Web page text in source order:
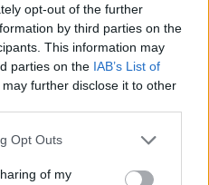
opt-out of the further
by third parties on the
This information may
parties on the IAB’s List of
may further disclose it to other
uses one or more Google
behaviour. You may click to
Opt Outs
of my
ΣΧΟΛΙΩΝ